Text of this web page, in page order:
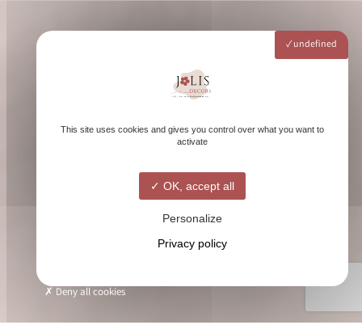
undefined
This site uses cookies and gives you control over what you want to
activate
OK, accept all
Personalize
Privacy policy
Deny all cookies